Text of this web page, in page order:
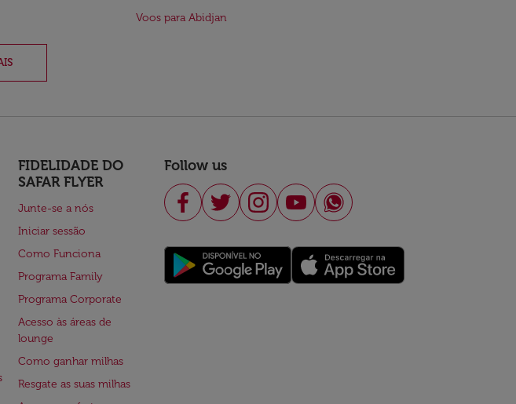
Voos para Abidjan
FIDELIDADE DO
SAFAR FLYER
Junte-se a nós
Iniciar sessão
Como Funciona
Programa Family
Programa Corporate
Acesso às áreas de
lounge
Como ganhar milhas
Resgate as suas milhas
Follow us